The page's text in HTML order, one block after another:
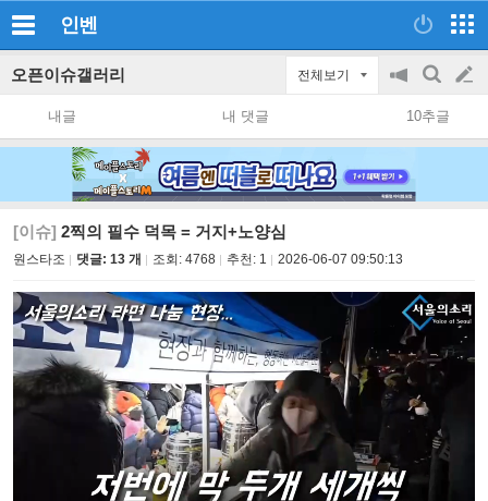
인벤
오픈이슈갤러리 전체보기
공
지
on/off
검
색
글
쓰
내글 내 댓글 10추글
[이슈] 2찍의 필수 덕목 = 거지+노양심
원스타조 댓글: 13 개 조회: 4768 추천: 1 2026-06-07 09:50:13